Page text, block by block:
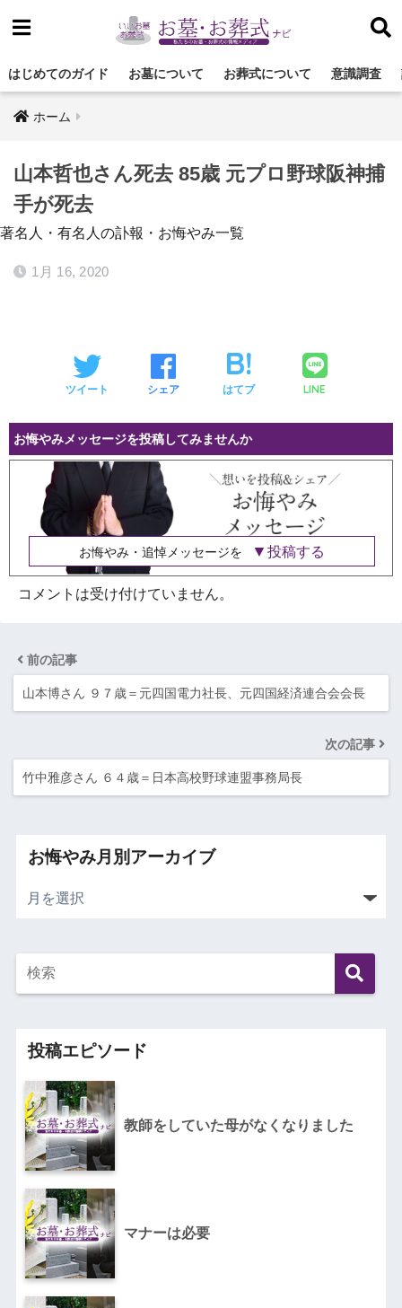
はじめてのガイド お墓について お葬式について 意識調査
ホーム
山本哲也さん死去 85歳 元プロ野球阪神捕
手が死去
著名人・有名人の訃報・お悔やみ一覧
1月 16, 2020
ツイート シェア はてブ LINE
お悔やみメッセージを投稿してみませんか
お悔やみ・追悼メッセージを 投稿する
コメントは受け付けていません。
前の記事
山本博さん ９７歳＝元四国電力社長、元四国経済連合会会長
次の記事
竹中雅彦さん ６４歳＝日本高校野球連盟事務局長
お悔やみ月別アーカイブ
投稿エピソード
教師をしていた母がなくなりました
マナーは必要